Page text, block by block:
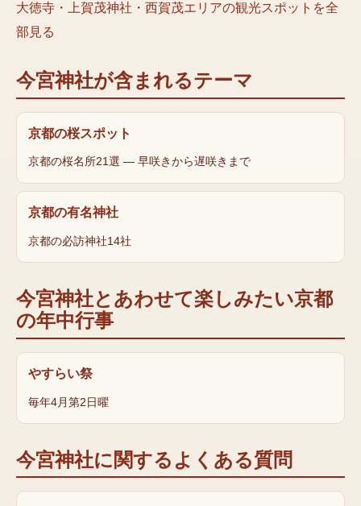
大徳寺・上賀茂神社・西賀茂エリアの観光スポットを全
部見る
今宮神社が含まれるテーマ
京都の桜スポット
京都の桜名所21選 — 早咲きから遅咲きまで
京都の有名神社
京都の必訪神社14社
今宮神社とあわせて楽しみたい京都
の年中行事
やすらい祭
毎年4月第2日曜
今宮神社に関するよくある質問